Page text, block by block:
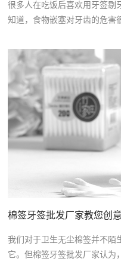
很多人在吃饭后喜欢用牙签剔
知道，食物嵌塞对牙齿的危害
棉签牙签批发厂家教您创
我们对于卫生无尘棉签并不陌
它。但棉签牙签批发厂家认为